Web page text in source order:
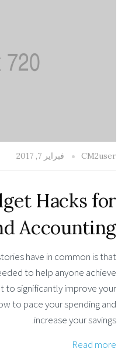
CM2user فبراير 7, 2017
Hacks for
Accounting
have in common is that
to help anyone achieve
to significantly improve your
to pace your spending and
increase your savings.
Read more